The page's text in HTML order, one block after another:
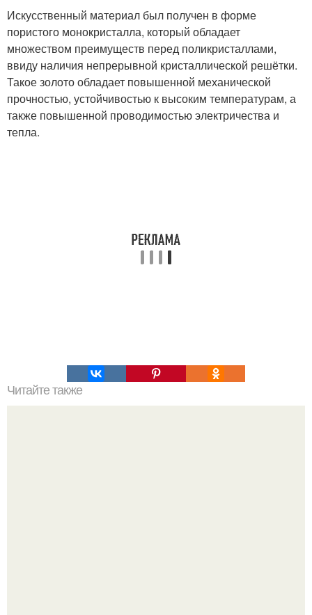
Искусственный материал был получен в форме
пористого монокристалла, который обладает
множеством преимуществ перед поликристаллами,
ввиду наличия непрерывной кристаллической решётки.
Такое золото обладает повышенной механической
прочностью, устойчивостью к высоким температурам, а
также повышенной проводимостью электричества и
тепла.
Читайте также